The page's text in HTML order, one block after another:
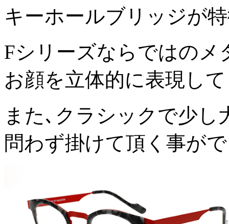
キーホールブリッジが
Fシリーズならではのメ
お顔を立体的に表現し
また､クラシックで少
問わず掛けて頂く事が